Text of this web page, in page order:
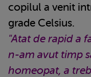
copilul a venit
grade Celsius.
"Atat de rapid a
n-am avut timp
homeopat, a